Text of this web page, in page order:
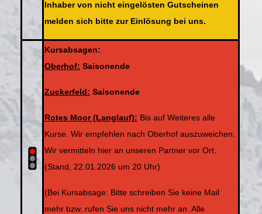
Inhaber von nicht eingelösten Gutscheinen
melden sich bitte zur Einlösung bei uns.
Kursabsagen:
Oberhof: Saisonende
Zuckerfeld: Saisonende
Rotes Moor (Langlauf): Bis auf Weiteres alle
Kurse. Wir empfehlen nach Oberhof auszuweichen.
Wir vermitteln hier an unseren Partner vor Ort.
(Stand, 22.01.2026 um 20 Uhr)
(Bei Kursabsage: Bitte schreiben Sie keine Mail
mehr bzw. rufen Sie uns nicht mehr an. Alle